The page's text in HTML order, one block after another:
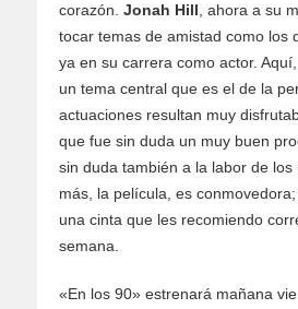
corazón. Jonah Hill, ahora a su
tocar temas de amistad como los
ya en su carrera como actor.
un tema central que es el de la
actuaciones resultan muy
que fue sin duda un muy buen
sin duda también a la labor de
más, la película, es
una cinta que les recomiendo
semana.
«En los 90» estrenará mañana